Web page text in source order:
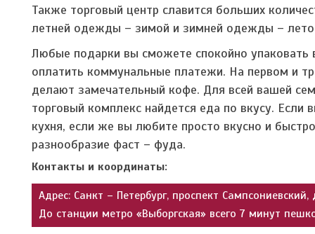
Также торговый центр славится больших
летней одежды – зимой и зимней одежды –
Любые подарки вы сможете спокойно упаковать
оплатить коммунальные платежи. На первом и
делают замечательный кофе. Для всей вашей
торговый комплекс найдется еда по вкусу.
кухня, если же вы любите просто вкусно и
разнообразие фаст – фуда.
Контакты и координаты:
Адрес: Санкт – Петербург, проспект
До станции метро «Выборгская» всего 7 минут